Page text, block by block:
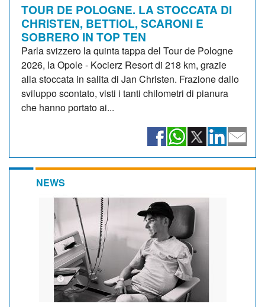
TOUR DE POLOGNE. LA STOCCATA DI
CHRISTEN, BETTIOL, SCARONI E
SOBRERO IN TOP TEN
Parla svizzero la quinta tappa del Tour de Pologne
2026, la Opole - Kocierz Resort di 218 km, grazie
alla stoccata in salita di Jan Christen. Frazione dallo
sviluppo scontato, visti i tanti chilometri di pianura
che hanno portato ai...
NEWS